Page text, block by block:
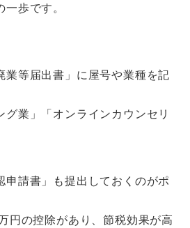
一歩です。
業等届出書」に屋号や業種を記
グ業」「オンラインカウンセリ
申請書」も提出しておくのがポ
円の控除があり、節税効果が高